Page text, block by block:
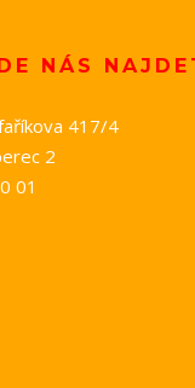
NÁS
417/4
2
01